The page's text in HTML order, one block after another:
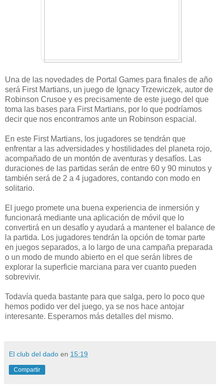
Una de las novedades de Portal Games para finales de año
será First Martians, un juego de Ignacy Trzewiczek, autor de
Robinson Crusoe y es precisamente de este juego del que
toma las bases para First Martians, por lo que podríamos
decir que nos encontramos ante un Robinson espacial.
En este First Martians, los jugadores se tendrán que
enfrentar a las adversidades y hostilidades del planeta rojo,
acompañado de un montón de aventuras y desafíos. Las
duraciones de las partidas serán de entre 60 y 90 minutos y
también será de 2 a 4 jugadores, contando con modo en
solitario.
El juego promete una buena experiencia de inmersión y
funcionará mediante una aplicación de móvil que lo
convertirá en un desafío y ayudará a mantener el balance de
la partida. Los jugadores tendrán la opción de tomar parte
en juegos separados, a lo largo de una campaña preparada
o un modo de mundo abierto en el que serán libres de
explorar la superficie marciana para ver cuanto pueden
sobrevivir.
Todavía queda bastante para que salga, pero lo poco que
hemos podido ver del juego, ya se nos hace antojar
interesante. Esperamos más detalles del mismo.
El club del dado en 15:19
Compartir